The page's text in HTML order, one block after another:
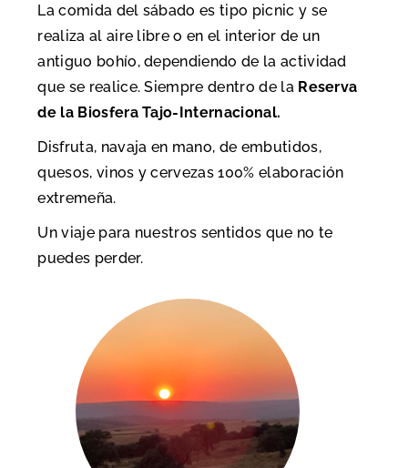
La comida del sábado es tipo picnic y se
realiza al aire libre o en el interior de un
antiguo bohío, dependiendo de la actividad
que se realice. Siempre dentro de la Reserva
de la Biosfera Tajo-Internacional.
Disfruta, navaja en mano, de embutidos,
quesos, vinos y cervezas 100% elaboración
extremeña.
Un viaje para nuestros sentidos que no te
puedes perder.